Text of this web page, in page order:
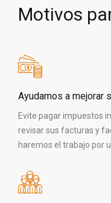
Motivos
Ayudamos a mejorar
Evite pagar impuestos
revisar sus facturas y
haremos el trabajo por